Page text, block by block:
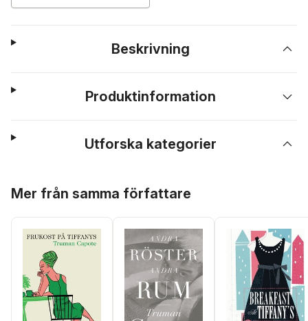
Beskrivning
Produktinformation
Utforska kategorier
Mer från samma författare